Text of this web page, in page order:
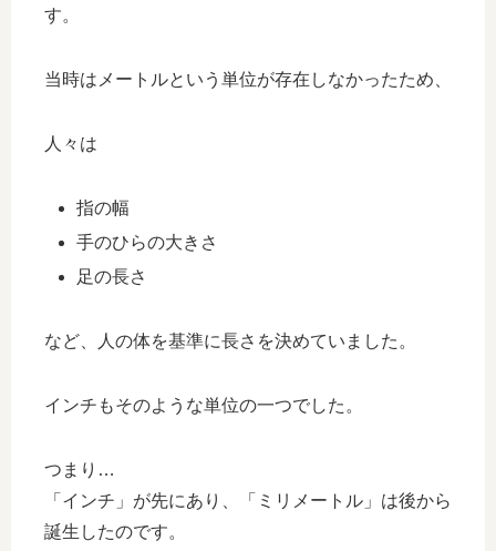
す。
当時はメートルという単位が存在しなかったため、
人々は
指の幅
手のひらの大きさ
足の長さ
など、人の体を基準に長さを決めていました。
インチもそのような単位の一つでした。
つまり…
「インチ」が先にあり、「ミリメートル」は後から
誕生したのです。